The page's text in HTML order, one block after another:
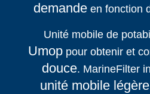
demande en fonction
Unité mobile de
Umop pour obtenir et
douce. MarineFilter
unité mobile